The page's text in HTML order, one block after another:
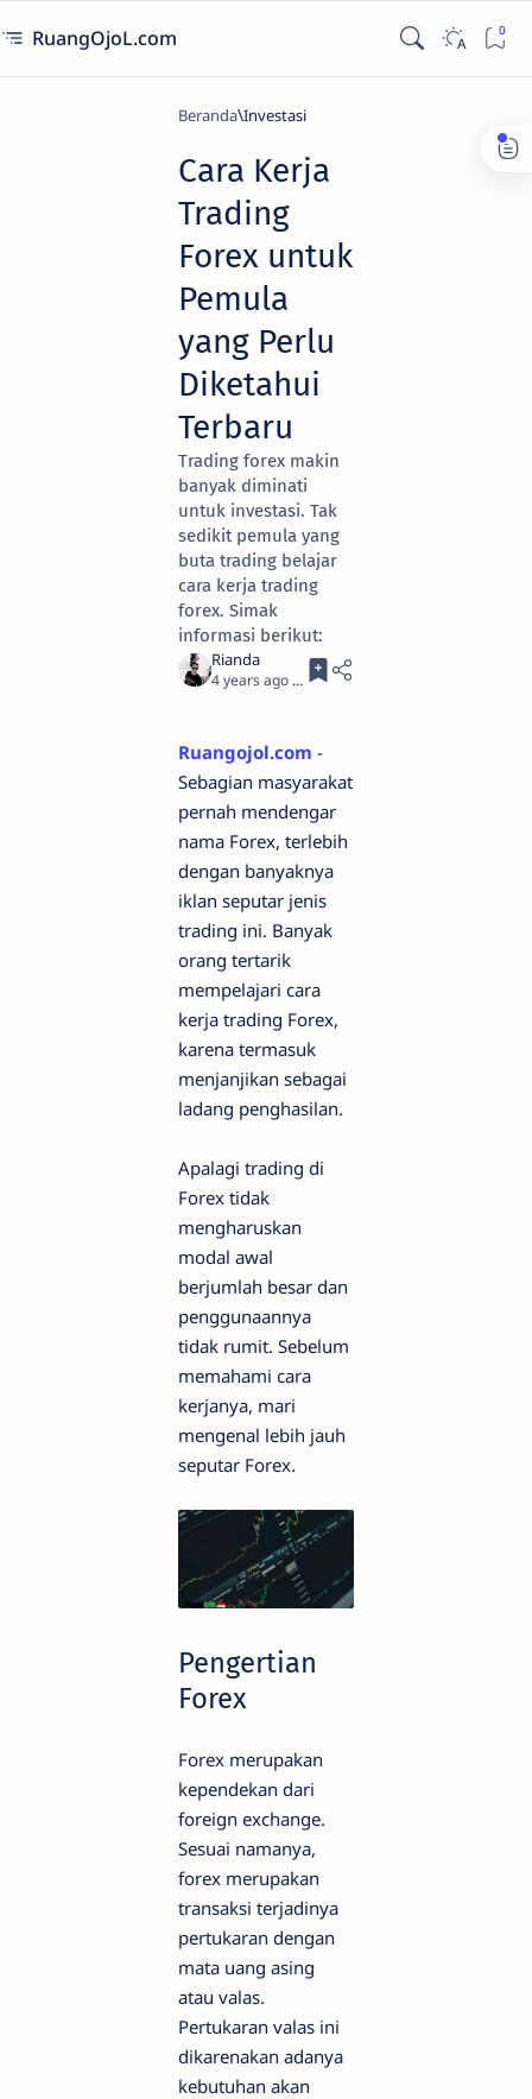
RuangOjoL.com
Beranda Investasi
Cara Kerja
Trading
Forex untuk
Pemula
yang Perlu
Diketahui
Terbaru
Trading forex makin
banyak diminati
untuk investasi. Tak
sedikit pemula yang
buta trading belajar
cara kerja trading
forex. Simak
informasi berikut:
4 years ago 3
Ruangojol.com -
Sebagian masyarakat
pernah mendengar
nama Forex, terlebih
dengan banyaknya
iklan seputar jenis
trading ini. Banyak
orang tertarik
mempelajari cara
kerja trading Forex,
karena termasuk
menjanjikan sebagai
ladang penghasilan.
Apalagi trading di
Forex tidak
mengharuskan
modal awal
berjumlah besar dan
penggunaannya
tidak rumit. Sebelum
memahami cara
kerjanya, mari
mengenal lebih jauh
seputar Forex.
Pengertian
Forex
Forex merupakan
kependekan dari
foreign exchange.
Sesuai namanya,
forex merupakan
transaksi terjadinya
pertukaran dengan
mata uang asing
atau valas.
Pertukaran valas ini
dikarenakan adanya
kebutuhan akan